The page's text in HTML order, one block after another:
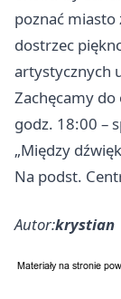
poznać
dostrzec
artystycznych
Zachęcamy do
godz. 18:00 –
„Między
Na podst.
Autor:krystian